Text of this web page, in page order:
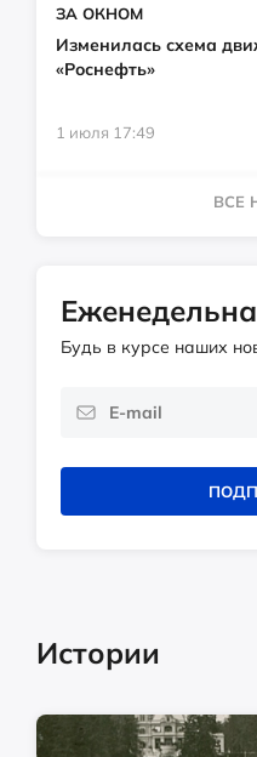
ЗА ОКНОМ
Изменилась схема
«Роснефть»
1 июля 17:49
ВСЕ
Будь в курсе наших
Истории